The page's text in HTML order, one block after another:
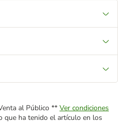
al Público ** Ver condiciones
que ha tenido el artículo en los